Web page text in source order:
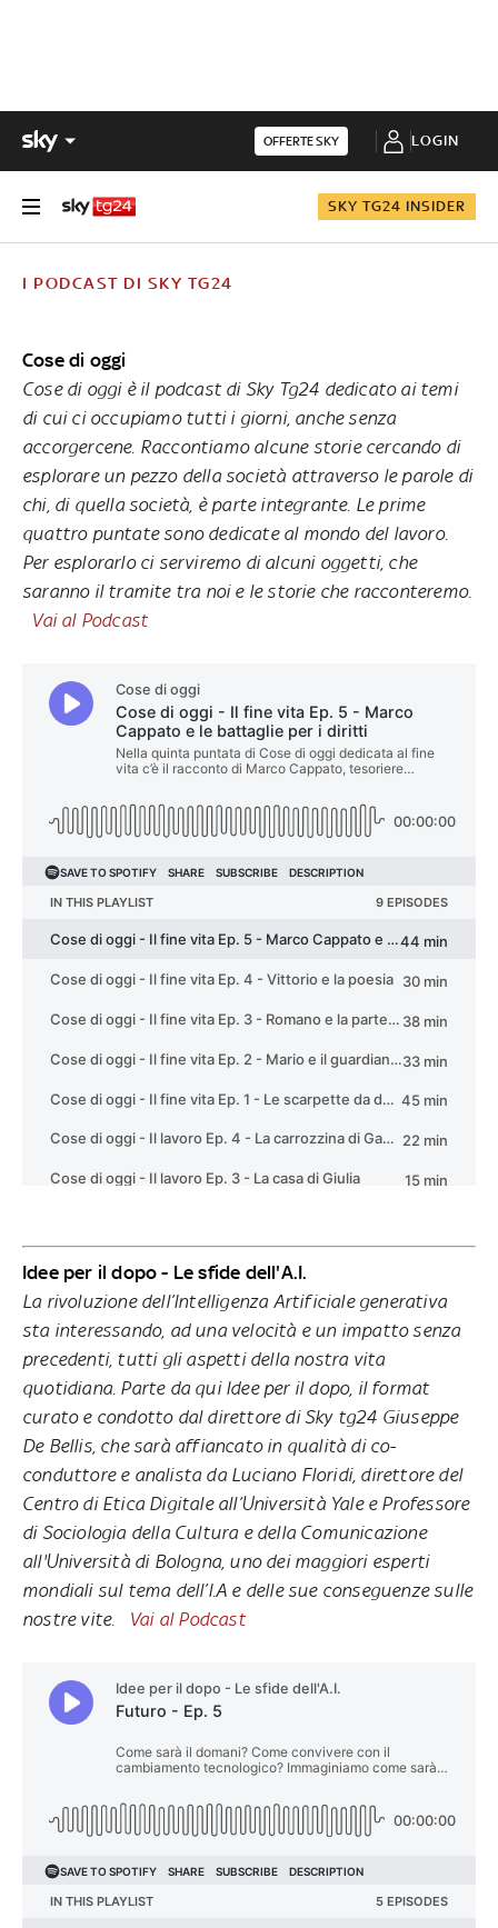
OFFERTE SKY LOGIN
SKY TG24 INSIDER
I PODCAST DI SKY TG24
Cose di oggi
Cose di oggi è il podcast di Sky Tg24 dedicato ai temi
di cui ci occupiamo tutti i giorni, anche senza
accorgercene. Raccontiamo alcune storie cercando di
esplorare un pezzo della società attraverso le parole di
chi, di quella società, è parte integrante. Le prime
quattro puntate sono dedicate al mondo del lavoro.
Per esplorarlo ci serviremo di alcuni oggetti, che
saranno il tramite tra noi e le storie che racconteremo.
Vai al Podcast
Idee per il dopo - Le sfide dell'A.I.
La rivoluzione dell’Intelligenza Artificiale generativa
sta interessando, ad una velocità e un impatto senza
precedenti, tutti gli aspetti della nostra vita
quotidiana. Parte da qui Idee per il dopo, il format
curato e condotto dal direttore di Sky tg24 Giuseppe
De Bellis, che sarà affiancato in qualità di co-
conduttore e analista da Luciano Floridi, direttore del
Centro di Etica Digitale all’Università Yale e Professore
di Sociologia della Cultura e della Comunicazione
all'Università di Bologna, uno dei maggiori esperti
mondiali sul tema dell’I.A e delle sue conseguenze sulle
nostre vite.
Vai al Podcast